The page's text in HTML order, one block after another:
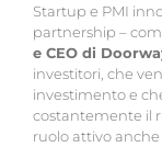
Startup e PMI
partnership –
e CEO di
investitori, che
investimento e
costantemente il
ruolo attivo